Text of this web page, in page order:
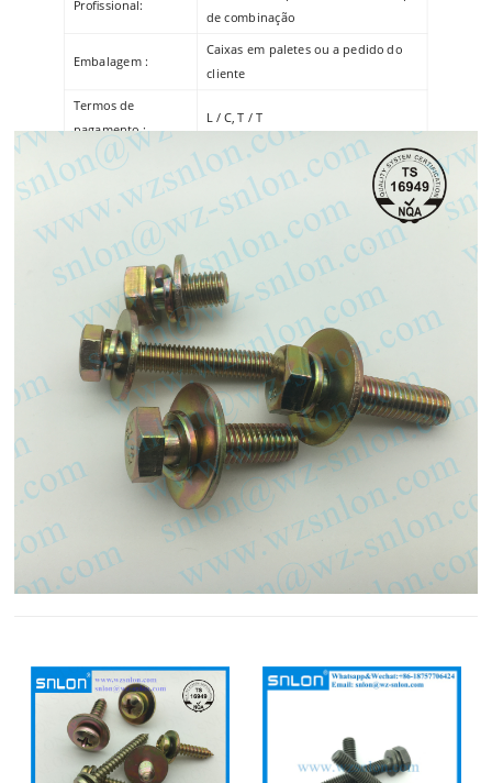
Profissional:
de combinação
Embalagem :
Caixas em paletes ou a pedido do
cliente
Termos de
pagamento :
L / C, T / T
Tempo de entrega :
dentro de 30 ~ 45 dias após a
ordem confirmada